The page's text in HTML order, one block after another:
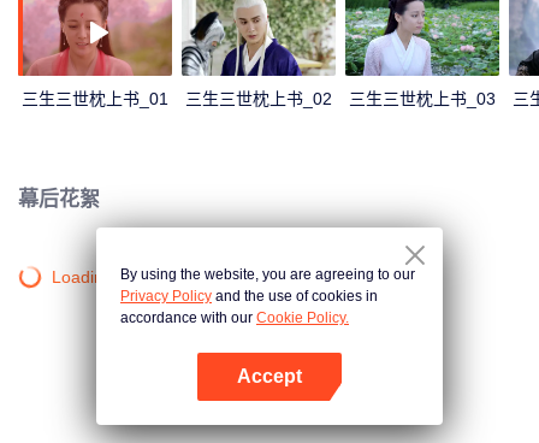
现自己已爱上了她。此时东华重伤发作，自觉命不久矣，只能将对凤九的爱埋
在心底，把对她的思念写成枕上之书。本已心灰意冷的凤九发现了枕上书，感
悟到东华对自己深沉的感情，于是毅然赶赴战场，燃烧生命的力量，战胜强
敌，帮助东华维护了世间和平。最终正义战胜邪恶，光明战胜黑暗，东华与凤
九得以有情人终成眷属。
三生三世枕上书_01 三生三世枕上书_02 三生三世枕上书_03 三
幕后花絮
Loading…By using the website, you are agreeing to our
Privacy Policy and the use of cookies in
accordance with our Cookie Policy.
Accept